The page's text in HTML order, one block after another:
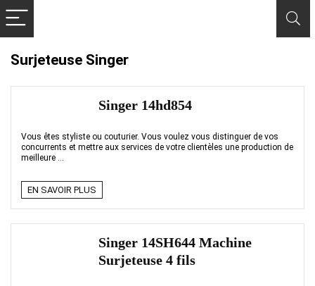
Surjeteuse Singer
Singer 14hd854
Vous êtes styliste ou couturier. Vous voulez vous distinguer de vos
concurrents et mettre aux services de votre clientèles une production de
meilleure ...
EN SAVOIR PLUS
Singer 14SH644 Machine
Surjeteuse 4 fils